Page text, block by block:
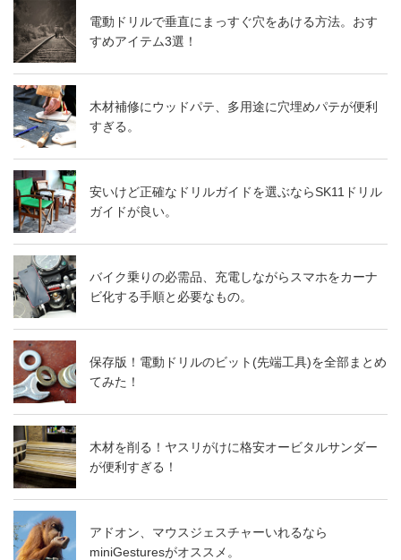
電動ドリルで垂直にまっすぐ穴をあける方法。おす
すめアイテム3選！
木材補修にウッドパテ、多用途に穴埋めパテが便利
すぎる。
安いけど正確なドリルガイドを選ぶならSK11ドリル
ガイドが良い。
バイク乗りの必需品、充電しながらスマホをカーナ
ビ化する手順と必要なもの。
保存版！電動ドリルのビット(先端工具)を全部まとめ
てみた！
木材を削る！ヤスリがけに格安オービタルサンダー
が便利すぎる！
アドオン、マウスジェスチャーいれるなら
miniGesturesがオススメ。